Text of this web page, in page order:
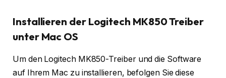
Installieren der Logitech MK850 Treiber
unter Mac OS
Um den Logitech MK850-Treiber und die Software
auf Ihrem Mac zu installieren, befolgen Sie diese